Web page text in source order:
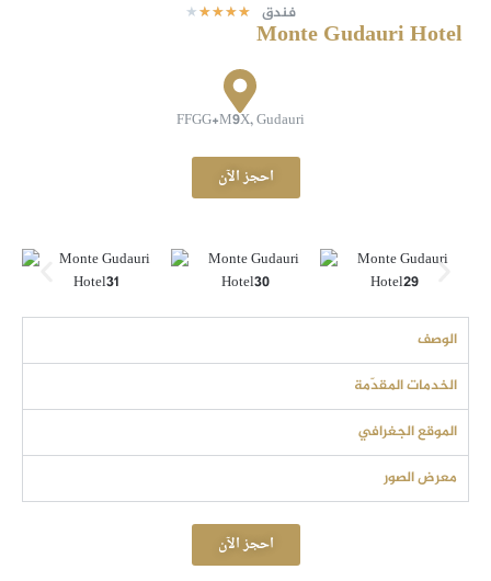
فندق ★
★
★
★
★
Monte Gudauri Hotel
FFGG+M9X, Gudauri
احجز الآن
الوصف
الخدمات المقدّمة
الموقع الجغرافي
معرض الصور
احجز الآن